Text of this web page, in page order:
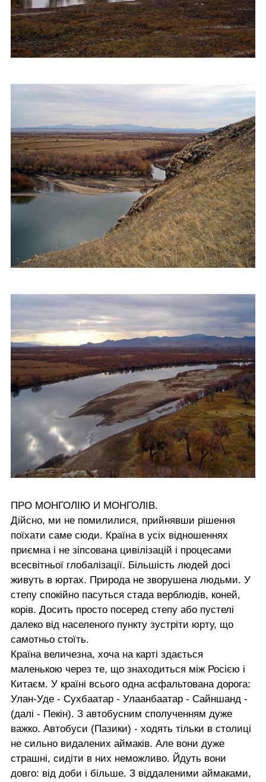
ПРО МОНГОЛІЮ И МОНГОЛІВ.
Дійсно, ми не помилилися, прийнявши рішення
поїхати саме сюди. Країна в усіх відношеннях
приємна і не зіпсована цивілізацій і процесами
всесвітньої глобалізації. Більшість людей досі
живуть в юртах. Природа не зворушена людьми. У
степу спокійно пасуться стада верблюдів, коней,
корів. Досить просто посеред степу або пустелі
далеко від населеного пункту зустріти юрту, що
самотньо стоїть.
Країна величезна, хоча на карті здається
маленькою через те, що знаходиться між Росією і
Китаєм. У країні всього одна асфальтована дорога:
Улан-Уде - Сухбаатар - Улаанбаатар - Сайншанд -
(далі - Пекін). З автобусним сполученням дуже
важко. Автобуси (Пазики) - ходять тільки в столиці
не сильно видалених аймаків. Але вони дуже
страшні, сидіти в них неможливо. Йдуть вони
довго: від доби і більше. З віддаленими аймаками,